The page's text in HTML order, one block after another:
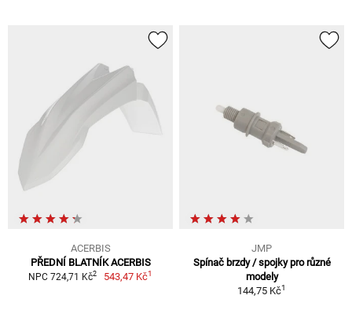
ACERBIS
PŘEDNÍ BLATNÍK ACERBIS
NPC 724,71 Kč2 543,47 Kč1
JMP
Spínač brzdy / spojky pro různé
modely
144,75 Kč1